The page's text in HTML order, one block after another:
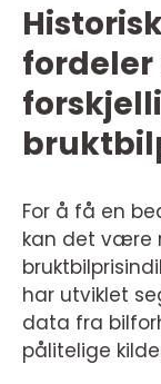
fordeler
For å få en
kan det være
har utviklet
data fra
pålitelige